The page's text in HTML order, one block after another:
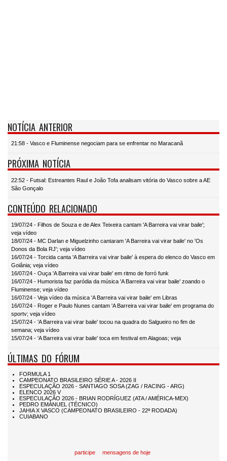
NOTÍCIA ANTERIOR
21:58 - Vasco e Fluminense negociam para se enfrentar no Maracanã
PRÓXIMA NOTÍCIA
22:52 - Futsal: Estreantes Raul e João Tofa analisam vitória do Vasco sobre a AE
São Gonçalo
CONTEÚDO RELACIONADO
19/07/24 - Filhos de Souza e de Alex Teixeira cantam 'A Barreira vai virar baile';
veja vídeo
18/07/24 - MC Darlan e Miguelzinho cantaram 'A Barreira vai virar baile' no 'Os
Donos da Bola RJ'; veja vídeo
16/07/24 - Torcida canta 'A Barreira vai virar baile' à espera do elenco do Vasco em
Goiânia; veja vídeo
16/07/24 - Ouça 'A Barreira vai virar baile' em ritmo de forró funk
16/07/24 - Humorista faz paródia da música 'A Barreira vai virar baile' zoando o
Fluminense; veja vídeo
16/07/24 - Veja vídeo da música 'A Barreira vai virar baile' em Libras
16/07/24 - Roger e Paulo Nunes cantam 'A Barreira vai virar baile' em programa do
sportv; veja vídeo
15/07/24 - 'A Barreira vai virar baile' tocou na quadra do Salgueiro no fim de
semana; veja vídeo
15/07/24 - 'A Barreira vai virar baile' toca em festival em Alagoas; veja
ÚLTIMAS DO FÓRUM
participe mensagens de hoje